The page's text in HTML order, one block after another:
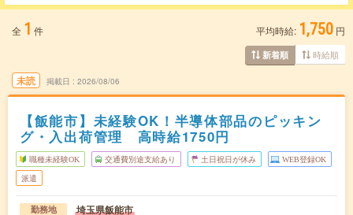
全 1 件 平均時給: 1,750 円
新着順 時給順
未読 掲載日 2026/08/06
【飯能市】未経験OK！半導体部品のピッキン
グ・入出荷管理 高時給1750円
職種未経験OK 交通費別途支給あり 土日祝日が休み WEB登録OK
派遣
勤務地 埼玉県飯能市